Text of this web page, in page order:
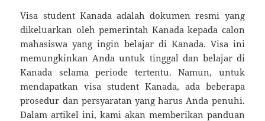
Visa student Kanada adalah dokumen resmi yang
dikeluarkan oleh pemerintah Kanada kepada calon
mahasiswa yang ingin belajar di Kanada. Visa ini
memungkinkan Anda untuk tinggal dan belajar di
Kanada selama periode tertentu. Namun, untuk
mendapatkan visa student Kanada, ada beberapa
prosedur dan persyaratan yang harus Anda penuhi.
Dalam artikel ini, kami akan memberikan panduan